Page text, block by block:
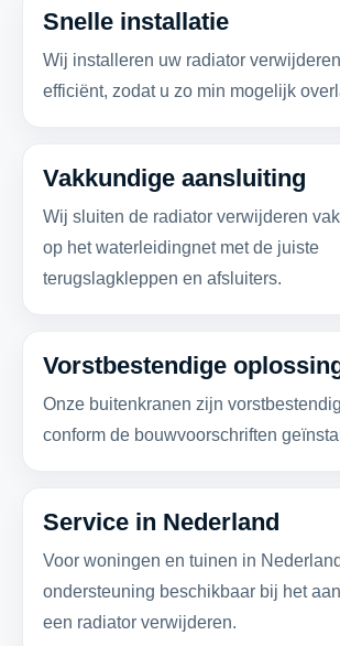
Snelle installatie
Wij installeren uw radiator
efficiënt, zodat u zo min mogelijk
Vakkundige aansluiting
Wij sluiten de radiator verwijderen
op het waterleidingnet met de juiste
terugslagkleppen en afsluiters.
Vorstbestendige
Onze buitenkranen zijn
conform de bouwvoorschriften
Service in Nederland
Voor woningen en tuinen in
ondersteuning beschikbaar bij het
een radiator verwijderen.